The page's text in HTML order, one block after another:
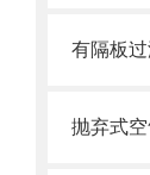
有隔板过
抛弃式空